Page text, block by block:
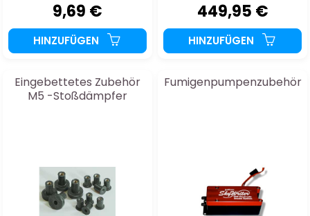
9,69 €
HINZUFÜGEN
449,95 €
HINZUFÜGEN
Eingebettetes Zubehör
M5 -Stoßdämpfer
Fumigenpumpenzubehör